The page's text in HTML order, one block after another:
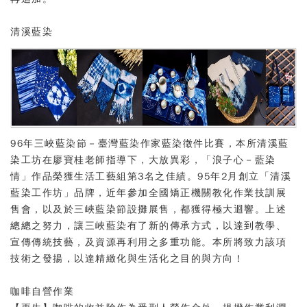
清溪藍染
96年三峽藍染節－臺灣藍染作家藍染徵件比賽，本所清溪藍
染工坊在廖寶桂老師指導下，大放異彩，「浪子心－藍染
情」作品榮獲生活工藝組第3名之佳績。95年2月創立「清溪
藍染工作坊」品牌，近年參加全國矯正機關教化作業技訓展
售會，以及於三峽藍染節設攤展售，都獲得極大迴響。上述
總總之努力，讓三峽藍染有了新的傳承方式，以達到教學、
宣傳傳統技藝，及資源再利用之多重功能。本所將致力該項
技術之發揚，以達精緻化與生活化之目的與方向！
咖啡自營作業